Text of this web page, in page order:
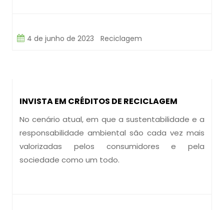
4 de junho de 2023 Reciclagem
INVISTA EM CRÉDITOS DE RECICLAGEM
No cenário atual, em que a sustentabilidade e a
responsabilidade ambiental são cada vez mais
valorizadas pelos consumidores e pela
sociedade como um todo.